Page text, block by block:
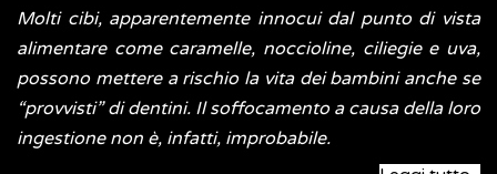
Molti cibi, apparentemente innocui dal punto di vista
alimentare come caramelle, noccioline, ciliegie e uva,
possono mettere a rischio la vita dei bambini anche se
“provvisti” di dentini. Il soffocamento a causa della loro
ingestione non è, infatti, improbabile.